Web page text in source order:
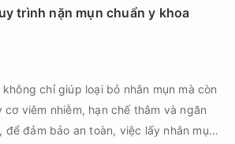
đúng cách. Chính vì vậy, việc chăm sóc
chỉ giúp vùng da hồi phục nhanh hơn
nguy cơ tái phát mụn và hạn chế các
trình nặn mụn chuẩn y khoa
chỉ giúp loại bỏ nhân mụn mà còn
viêm nhiễm, hạn chế thâm và ngăn
để đảm bảo an toàn, việc lấy nhân mụn